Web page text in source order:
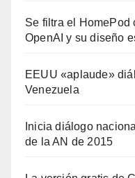
Se filtra el HomePod
OpenAI y su diseño
EEUU «aplaude»
Venezuela
Inicia diálogo
de la AN de 2015